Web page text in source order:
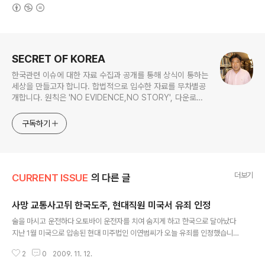
SECRET OF KOREA
한국관련 이슈에 대한 자료 수집과 공개를 통해 상식이 통하는
세상을 만들고자 합니다. 합법적으로 입수한 자료를 무차별공
개합니다. 원칙은 'NO EVIDENCE,NO STORY', 다운로드
jesim56@gmail.com, 안보일때는 구글리더나 RSS로!!
구독하기
CURRENT ISSUE 의 다른 글 더보기
사망 교통사고뒤 한국도주, 현대직원 미국서 유죄 인정
술을 마시고 운전하다 오토바이 운전자를 치여 숨지게 하고 한국으로 달아났다
지난 1월 미국으로 압송된 현대 미주법인 이연범씨가 오늘 유죄를 인정했습니
월 오렌지카운티 55번 도로에서 발생한 음주운전에 따른 과실치사 혐의를 인정
2 0 2009. 11. 12.